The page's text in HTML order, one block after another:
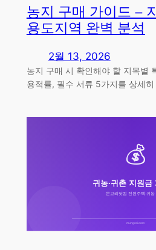
농지 구매 가이드 –
용도지역 완벽 분석
2월 13, 2026
농지 구매 시 확인해야 할 지목별
용적률, 필수 서류 5가지를 상세